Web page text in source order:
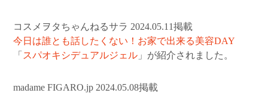
コスメヲタちゃんねるサラ 2024.05.11掲載
今日は誰とも話したくない！お家で出来る美容DAY
「 スパオキシデュアルジェル 」が紹介されました。
madame FIGARO.jp 2024.05.08掲載